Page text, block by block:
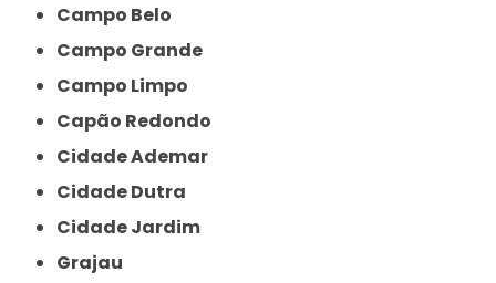
Campo Belo
Campo Grande
Campo Limpo
Capão Redondo
Cidade Ademar
Cidade Dutra
Cidade Jardim
Grajau